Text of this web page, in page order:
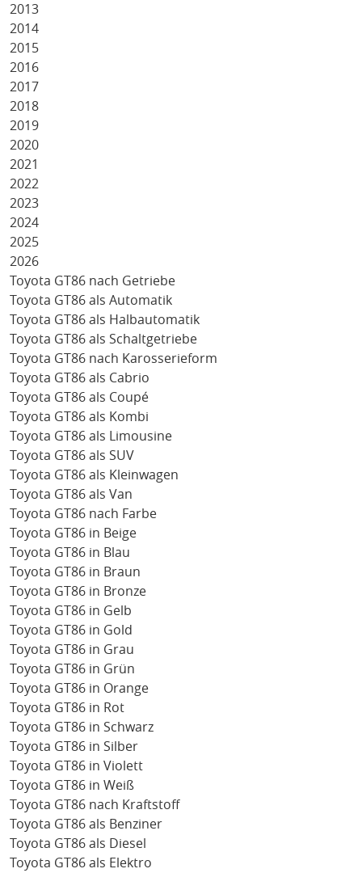
2013
2014
2015
2016
2017
2018
2019
2020
2021
2022
2023
2024
2025
2026
Toyota GT86 nach Getriebe
Toyota GT86 als Automatik
Toyota GT86 als Halbautomatik
Toyota GT86 als Schaltgetriebe
Toyota GT86 nach Karosserieform
Toyota GT86 als Cabrio
Toyota GT86 als Coupé
Toyota GT86 als Kombi
Toyota GT86 als Limousine
Toyota GT86 als SUV
Toyota GT86 als Kleinwagen
Toyota GT86 als Van
Toyota GT86 nach Farbe
Toyota GT86 in Beige
Toyota GT86 in Blau
Toyota GT86 in Braun
Toyota GT86 in Bronze
Toyota GT86 in Gelb
Toyota GT86 in Gold
Toyota GT86 in Grau
Toyota GT86 in Grün
Toyota GT86 in Orange
Toyota GT86 in Rot
Toyota GT86 in Schwarz
Toyota GT86 in Silber
Toyota GT86 in Violett
Toyota GT86 in Weiß
Toyota GT86 nach Kraftstoff
Toyota GT86 als Benziner
Toyota GT86 als Diesel
Toyota GT86 als Elektro